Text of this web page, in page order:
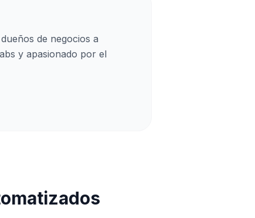
de negocios a
y apasionado por el